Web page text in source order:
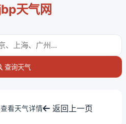
天气网
查询天气
看天气详情 返回上一页